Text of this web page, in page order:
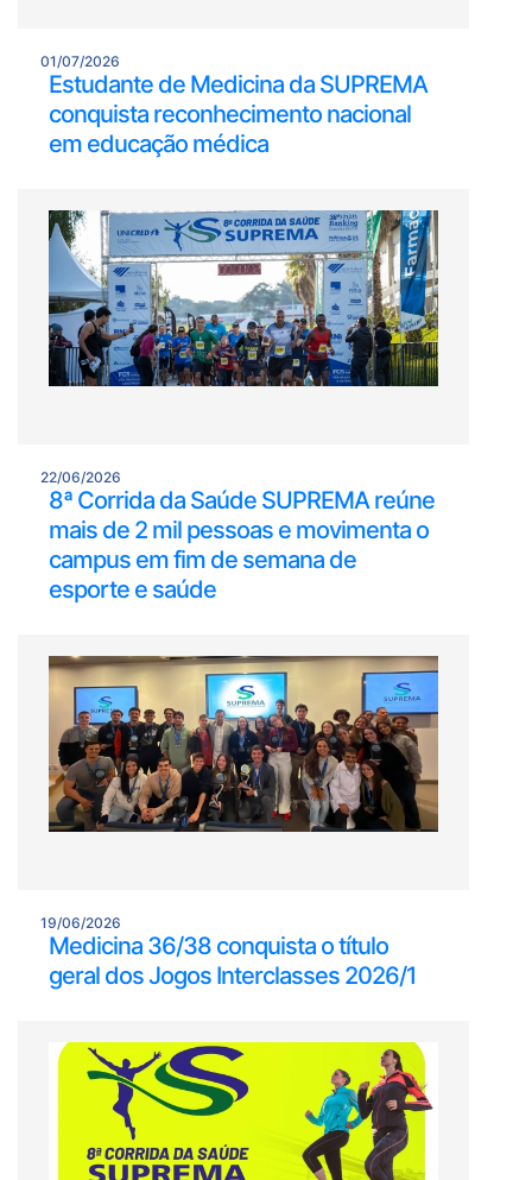
01/07/2026
Estudante de Medicina da SUPREMA
conquista reconhecimento nacional
em educação médica
22/06/2026
8ª Corrida da Saúde SUPREMA reúne
mais de 2 mil pessoas e movimenta o
campus em fim de semana de
esporte e saúde
19/06/2026
Medicina 36/38 conquista o título
geral dos Jogos Interclasses 2026/1